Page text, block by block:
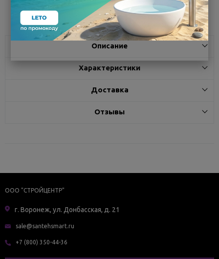
Поделиться
Описание
Характеристики
Доставка
Отзывы
ООО "СТРОЙЦЕНТР"
г. Воронеж, ул. Донбасская, д. 21
sale@santehsmart.ru
+7 (800) 350-44-36